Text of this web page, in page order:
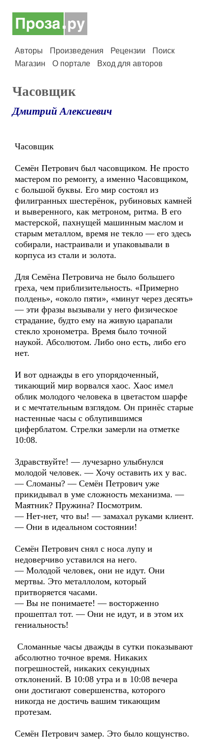
Авторы Произведения Рецензии
Поиск
Магазин
О портале Вход для авторов
Часовщик
Дмитрий Алексиевич
Часовщик
Семён Петрович был часовщиком. Не просто
мастером по ремонту, а именно Часовщиком,
с большой буквы. Его мир состоял из
филигранных шестерёнок, рубиновых камней
и выверенного, как метроном, ритма. В его
мастерской, пахнущей машинным маслом и
старым металлом, время не текло — его здесь
собирали, настраивали и упаковывали в
корпуса из стали и золота.
Для Семёна Петровича не было большего
греха, чем приблизительность. «Примерно
полдень», «около пяти», «минут через десять»
— эти фразы вызывали у него физическое
страдание, будто ему на живую царапали
стекло хронометра. Время было точной
наукой. Абсолютом. Либо оно есть, либо его
нет.
И вот однажды в его упорядоченный,
тикающий мир ворвался хаос. Хаос имел
облик молодого человека в цветастом шарфе
и с мечтательным взглядом. Он принёс старые
настенные часы с облупившимся
циферблатом. Стрелки замерли на отметке
10:08.
Здравствуйте! — лучезарно улыбнулся
молодой человек. — Хочу оставить их у вас.
— Сломаны? — Семён Петрович уже
прикидывал в уме сложность механизма. —
Маятник? Пружина? Посмотрим.
— Нет-нет, что вы! — замахал руками клиент.
— Они в идеальном состоянии!
Семён Петрович снял с носа лупу и
недоверчиво уставился на него.
— Молодой человек, они не идут. Они
мертвы. Это металлолом, который
притворяется часами.
— Вы не понимаете! — восторженно
прошептал тот. — Они не идут, и в этом их
гениальность!
Сломанные часы дважды в сутки показывают
абсолютно точное время. Никаких
погрешностей, никаких секундных
отклонений. В 10:08 утра и в 10:08 вечера
они достигают совершенства, которого
никогда не достичь вашим тикающим
протезам.
Семён Петрович замер. Это было кощунство.